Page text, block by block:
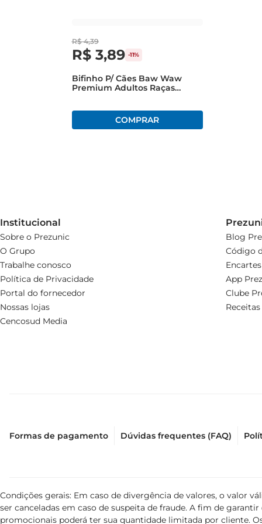
R$ 4,39
R$ 3,89 -11%
Bifinho P/ Cães Baw Waw
Premium Adultos Raças
Institucional
Sobre o Prezunic
O Grupo
Trabalhe conosco
Política de Privacidade
Portal do fornecedor
Nossas lojas
Cencosud Media
Blog
Código
Encartes
App
Clube
Receitas
Formas de pagamento Dúvidas frequentes (FAQ)
Condições gerais: Em caso de divergência de valores, o valor
ser canceladas em caso de suspeita de fraude. A fim de
promocionais poderá ter sua quantidade limitada por cliente.